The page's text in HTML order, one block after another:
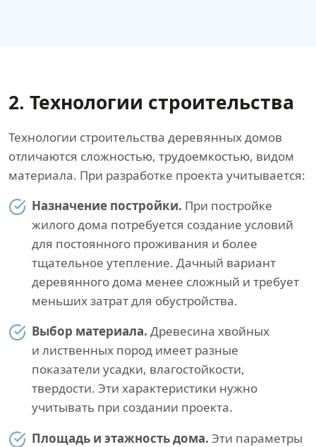
2. Технологии строительства
Технологии строительства деревянных домов
отличаются сложностью, трудоемкостью, видом
материала. При разработке проекта учитывается:
Назначение постройки. При постройке
жилого дома потребуется создание условий
для постоянного проживания и более
тщательное утепление. Дачный вариант
деревянного дома менее сложный и требует
меньших затрат для обустройства.
Выбор материала. Древесина хвойных
и лиственных пород имеет разные
показатели усадки, влагостойкости,
твердости. Эти характеристики нужно
учитывать при создании проекта.
Площадь и этажность дома. Эти параметры